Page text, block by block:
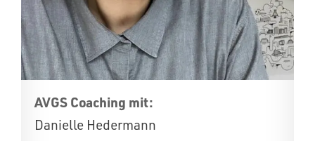
AVGS Coaching mit:
Danielle Hedermann